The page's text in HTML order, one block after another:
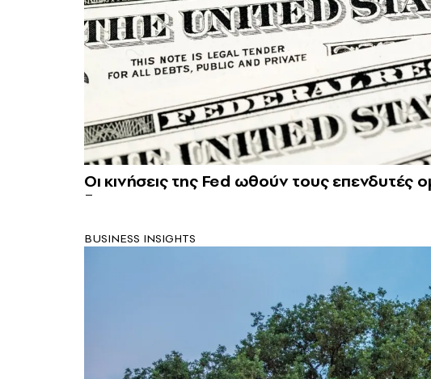
Οι κινήσεις της Fed ωθούν τους
BUSINESS INSIGHTS